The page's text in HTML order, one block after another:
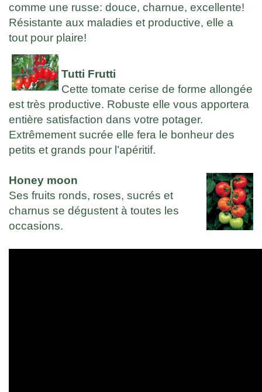
comme une russe: douce, charnue, excellente!
Résistante aux maladies et productive, elle a
tout pour plaire!
Tutti Frutti
Cette tomate cerise de forme allongée
est très productive. Robuste elle vous apportera
entière satisfaction dans votre potager.
Extrêmement sucrée elle fera le bonheur des
petits et grands pour l’apéritif.
Honey moon
Ses fruits ronds, roses, sucrés et
charnus se dégustent à toutes les
occasions.